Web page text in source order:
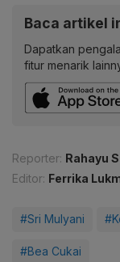
Baca artikel
Dapatkan
fitur menarik
Reporter: Rahayu
Editor: Ferrika
#Sri Mulyani
#Bea Cukai